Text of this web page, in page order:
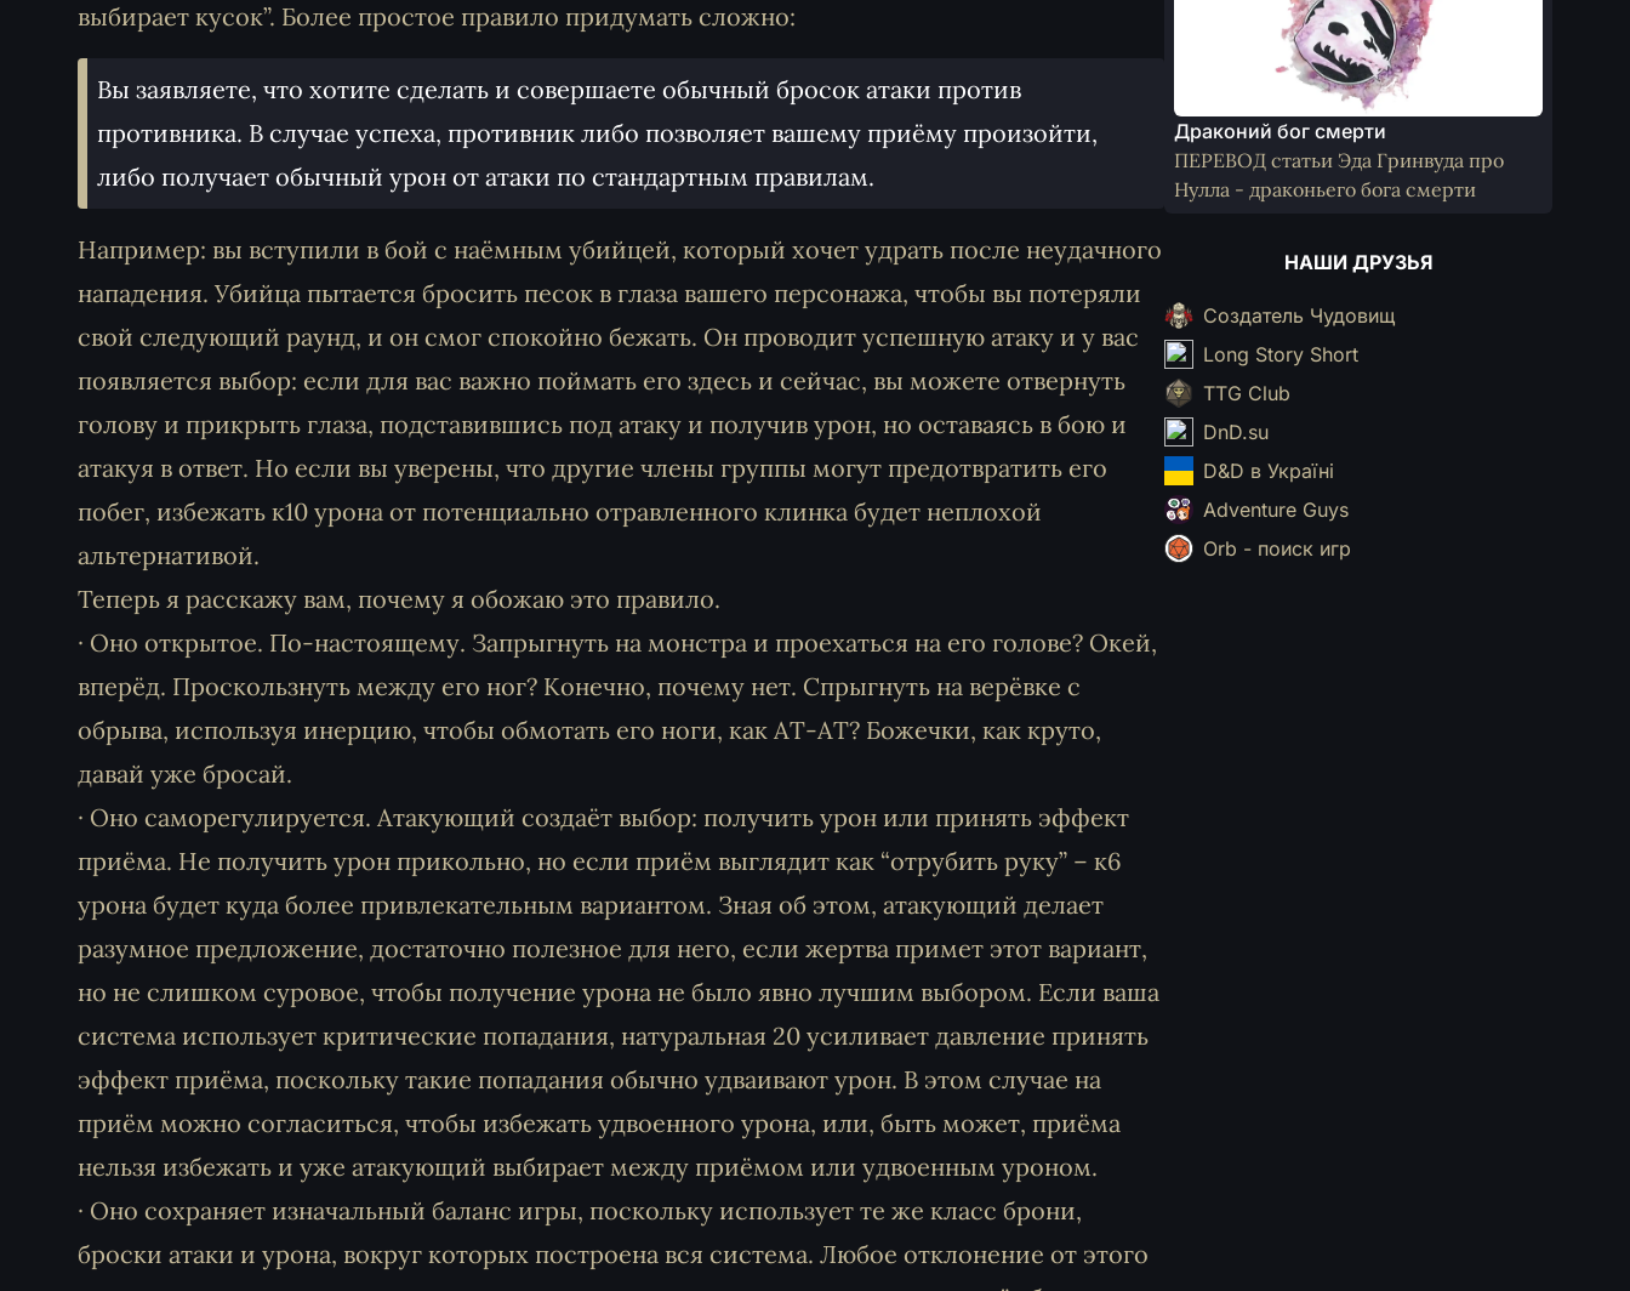
выбирает кусок”. Более простое правило придумать сложно:
Вы заявляете, что хотите сделать и совершаете обычный бросок атаки против
противника. В случае успеха, противник либо позволяет вашему приёму произойти,
либо получает обычный урон от атаки по стандартным правилам.
Например: вы вступили в бой с наёмным убийцей, который хочет удрать после неудачного
нападения. Убийца пытается бросить песок в глаза вашего персонажа, чтобы вы потеряли
свой следующий раунд, и он смог спокойно бежать. Он проводит успешную атаку и у вас
появляется выбор: если для вас важно поймать его здесь и сейчас, вы можете отвернуть
голову и прикрыть глаза, подставившись под атаку и получив урон, но оставаясь в бою и
атакуя в ответ. Но если вы уверены, что другие члены группы могут предотвратить его
побег, избежать к10 урона от потенциально отравленного клинка будет неплохой
альтернативой.
Теперь я расскажу вам, почему я обожаю это правило.
· Оно открытое. По-настоящему. Запрыгнуть на монстра и проехаться на его голове? Окей,
вперёд. Проскользнуть между его ног? Конечно, почему нет. Спрыгнуть на верёвке с
обрыва, используя инерцию, чтобы обмотать его ноги, как АТ-АТ? Божечки, как круто,
давай уже бросай.
· Оно саморегулируется. Атакующий создаёт выбор: получить урон или принять эффект
приёма. Не получить урон прикольно, но если приём выглядит как “отрубить руку” – к6
урона будет куда более привлекательным вариантом. Зная об этом, атакующий делает
разумное предложение, достаточно полезное для него, если жертва примет этот вариант,
но не слишком суровое, чтобы получение урона не было явно лучшим выбором. Если ваша
система использует критические попадания, натуральная 20 усиливает давление принять
эффект приёма, поскольку такие попадания обычно удваивают урон. В этом случае на
приём можно согласиться, чтобы избежать удвоенного урона, или, быть может, приёма
нельзя избежать и уже атакующий выбирает между приёмом или удвоенным уроном.
· Оно сохраняет изначальный баланс игры, поскольку использует те же класс брони,
броски атаки и урона, вокруг которых построена вся система. Любое отклонение от этого
Драконий бог смерти
ПЕРЕВОД статьи Эда Гринвуда про
Нулла - драконьего бога смерти
НАШИ ДРУЗЬЯ
Создатель Чудовищ
Long Story Short
TTG Club
DnD.su
D&D в Україні
Adventure Guys
Orb - поиск игр